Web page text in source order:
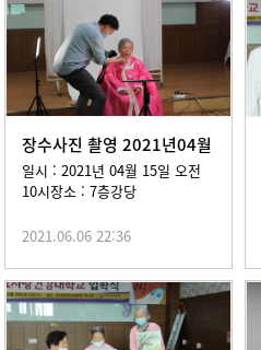
장수사진 촬영 2021년04월
15일
일시 : 2021년 04월 15일 오전
10시장소 : 7층강당
2021.06.06 22:36